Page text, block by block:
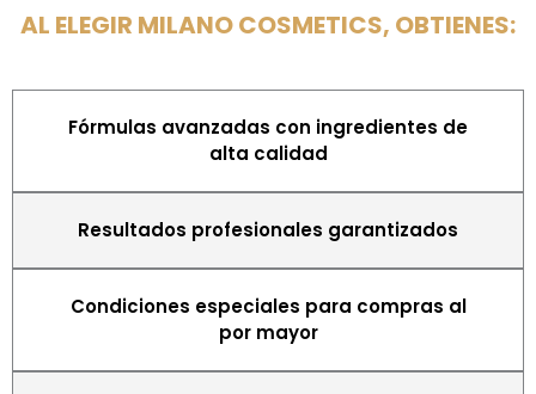
AL ELEGIR MILANO COSMETICS, OBTIENES:
Fórmulas avanzadas con ingredientes de
alta calidad
Resultados profesionales garantizados
Condiciones especiales para compras al
por mayor